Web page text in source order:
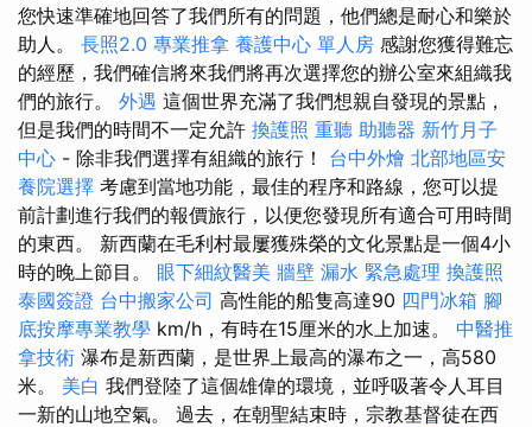
您快速準確地回答了我們所有的問題，他們總是耐心和樂於
助人。 長照2.0 專業推拿 養護中心 單人房 感謝您獲得難忘
的經歷，我們確信將來我們將再次選擇您的辦公室來組織我
們的旅行。 外遇 這個世界充滿了我們想親自發現的景點，
但是我們的時間不一定允許 換護照 重聽 助聽器 新竹月子
中心 - 除非我們選擇有組織的旅行！ 台中外燴 北部地區安
養院選擇 考慮到當地功能，最佳的程序和路線，您可以提
前計劃進行我們的報價旅行，以便您發現所有適合可用時間
的東西。 新西蘭在毛利村最屢獲殊榮的文化景點是一個4小
時的晚上節目。 眼下細紋醫美 牆壁 漏水 緊急處理 換護照
泰國簽證 台中搬家公司 高性能的船隻高達90 四門冰箱 腳
底按摩專業教學 km/h，有時在15厘米的水上加速。 中醫推
拿技術 瀑布是新西蘭，是世界上最高的瀑布之一，高580
米。 美白 我們登陸了這個雄偉的環境，並呼吸著令人耳目
一新的山地空氣。 過去，在朝聖結束時，宗教基督徒在西